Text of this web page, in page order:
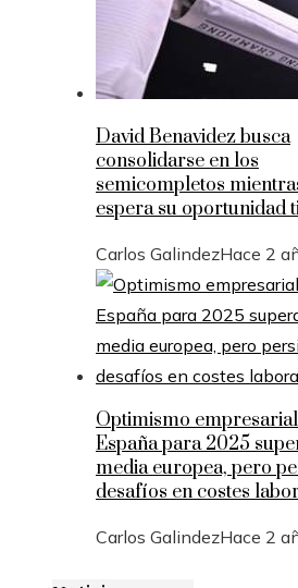
David Benavidez busca
consolidarse en los
semicompletos
espera su oportunidad
Carlos GalindezHace 2
Optimismo
España para 2025
media europea, pero
desafíos en costes
Carlos GalindezHace 2